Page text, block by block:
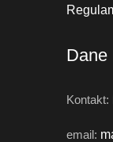
Dane
Kontakt:
email: